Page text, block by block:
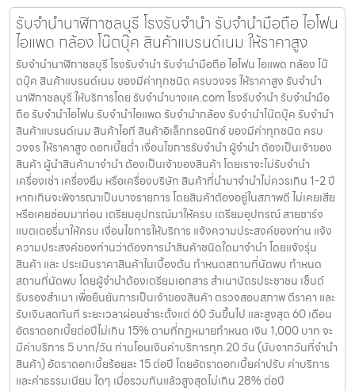
รับจำนำนาฬิกาชลบุรี โรงรับจำนำ รับจำนำมือถือ ไอโฟน
ไอแพด กล้อง โน๊ตบุ๊ค สินค้าแบรนด์เนม ให้ราคาสูง
รับจำนำนาฬิกาชลบุรี โรงรับจำนำ รับจำนำมือถือ ไอโฟน ไอแพด กล้อง โน๊
ตบุ๊ค สินค้าแบรนด์เนม ของมีค่าทุกชนิด ครบวงจร ให้ราคาสูง รับจำนำ
นาฬิกาชลบุรี ให้บริการโดย รับจํานําบางแค.com โรงรับจำนำ รับจำนำมือ
ถือ รับจำนำไอโฟน รับจำนำไอแพด รับจำนำกล้อง รับจำนำโน๊ตบุ๊ค รับจำนำ
สินค้าแบรนด์เนม สินค้าไอที สินค้าอิเล็กทรอนิกซ์ ของมีค่าทุกชนิด ครบ
วงจร ให้ราคาสูง ดอกเบี้ยต่ำ เงื่อนไขการรับจำนำ ผู้จำนำ ต้องเป็นเจ้าของ
สินค้า ผู้นำสินค้ามาจำนำ ต้องเป็นเจ้าของสินค้า โดยเราจะไม่รับจำนำ
เครื่องเช่า เครื่องยืม หรือเครื่องบริษัท สินค้าที่นำมาจำนำไม่ควรเกิน 1-2 ปี
หากเกินจะพิจารณาเป็นบางรายการ โดยสินค้าต้องอยู่ในสภาพดี ไม่เคยเสีย
หรือเคยซ่อมมาก่อน เตรียมอุปกรณ์มาให้ครบ เตรียมอุปกรณ์ สายชาร์จ
แบตเตอรี่มาให้ครบ เงื่อนไขการให้บริการ แจ้งความประสงค์ของท่าน แจ้ง
ความประสงค์ของท่านว่าต้องการนำสินค้าชนิดใดมาจำนำ โดยแจ้งรุ่น
สินค้า และ ประเมินราคาสินค้าในเบื้องต้น กำหนดสถานที่นัดพบ กำหนด
สถานที่นัดพบ โดยผู้จำนำต้องเตรียมเอกสาร สำเนาบัตรประชาชน เซ็นต์
รับรองสำเนา เพื่อยืนยันการเป็นเจ้าของสินค้า ตรวจสอบสภาพ ตีราคา และ
รับเงินสดทันที ระยะเวลาผ่อนชำระตั้งแต่ 60 วันขึ้นไป และสูงสุด 60 เดือน
อัตราดอกเบี้ยต่อปีไม่เกิน 15% ตามที่กฏหมายกำหนด เงิน 1,000 บาท จะ
มีค่าบริการ 5 บาท/วัน ท่านโอนเงินค่าบริการทุก 20 วัน (นับจากวันที่จำนำ
สินค้า) อัตราดอกเบี้ยร้อยละ 15 ต่อปี โดยอัตราดอกเบี้ยค่าปรับ ค่าบริการ
และค่าธรรมเนียม ใดๆ เมื่อรวมกันแล้วสูงสุดไม่เกิน 28% ต่อปี